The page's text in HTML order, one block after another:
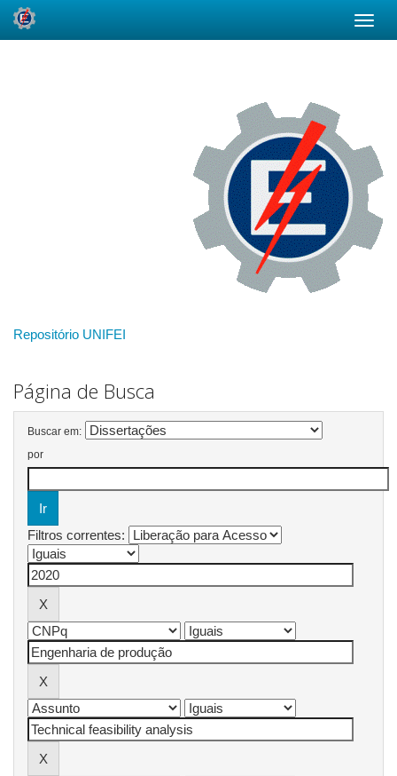
Repositório UNIFEI
Página de Busca
Buscar em:
por
Filtros correntes: